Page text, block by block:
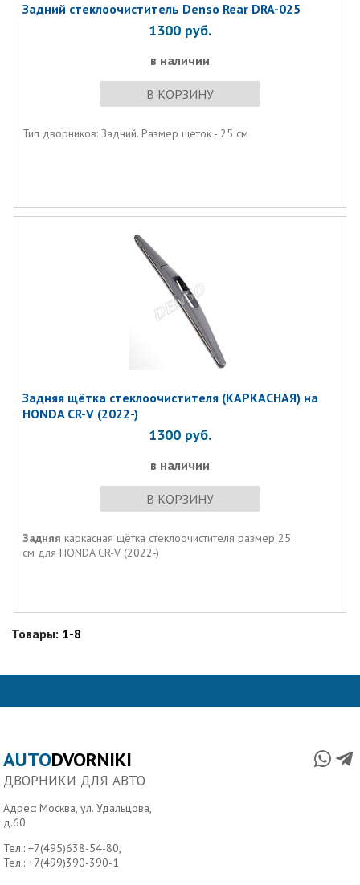
Задний стеклоочиститель Denso Rear DRA-025
1300 руб.
в наличии
В КОРЗИНУ
Тип дворников: Задний. Размер щеток - 25 см
Задняя щётка стеклоочистителя (КАРКАСНАЯ) на
HONDA CR-V (2022-)
1300 руб.
в наличии
В КОРЗИНУ
Задняя каркасная щётка стеклоочистителя размер 25
см для HONDA CR-V (2022-)
Товары: 1-8
AUTODVORNIKI
ДВОРНИКИ ДЛЯ АВТО
Адрес: Москва, ул. Удальцова,
д.60
Тел.:+7(495)638-54-80,
Тел.:+7(499)390-390-1